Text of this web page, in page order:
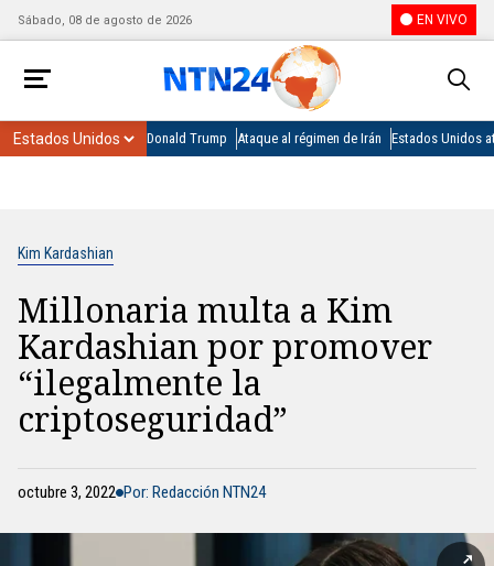
Sábado, 08 de agosto de 2026 EN VIVO
Donald Trump Ataque al régimen de Irán Estados Unidos
Kim Kardashian
Millonaria multa a Kim
Kardashian por promover
“ilegalmente la
criptoseguridad”
octubre 3, 2022 Por: Redacción NTN24